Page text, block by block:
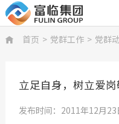
 首页 > 党群工作 > 党群
立足自身，树立爱
发布时间：2011年12月23